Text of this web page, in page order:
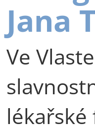
Jana
Ve
lékařské